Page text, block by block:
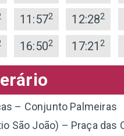
11:572 12:282
16:502 17:212
– Conjunto Palmeiras
São João) – Praça das